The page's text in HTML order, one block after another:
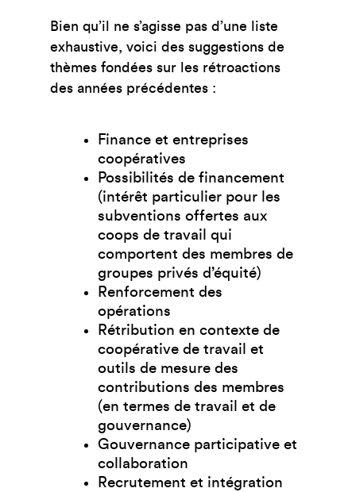
Bien qu’il ne s’agisse pas d’une liste
exhaustive, voici des suggestions de
thèmes fondées sur les rétroactions
des années précédentes :
Finance et entreprises
coopératives
Possibilités de financement
(intérêt particulier pour les
subventions offertes aux
coops de travail qui
comportent des membres de
groupes privés d’équité)
Renforcement des
opérations
Rétribution en contexte de
coopérative de travail et
outils de mesure des
contributions des membres
(en termes de travail et de
gouvernance)
Gouvernance participative et
collaboration
Recrutement et intégration